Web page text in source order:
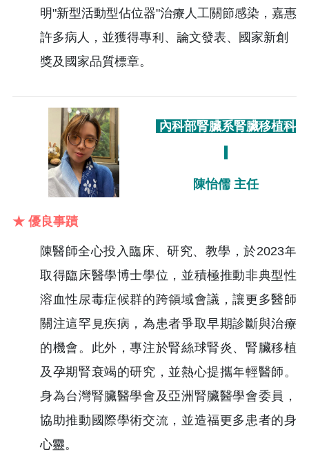
明"新型活動型佔位器"治療人工關節感染，嘉惠
許多病人，並獲得專利、論文發表、國家新創
獎及國家品質標章。
內科部腎臟系腎臟移植科​
陳怡儒 主任
★ 優良事蹟
陳醫師全心投入臨床、研究、教學，於2023年
取得臨床醫學博士學位，並積極推動非典型性
溶血性尿毒症候群的跨領域會議，讓更多醫師
關注這罕見疾病，為患者爭取早期診斷與治療
的機會。此外，專注於腎絲球腎炎、腎臟移植
及孕期腎衰竭的研究，並熱心提攜年輕醫師。
身為台灣腎臟醫學會及亞洲腎臟醫學會委員，
協助推動國際學術交流，並造福更多患者的身
心靈。